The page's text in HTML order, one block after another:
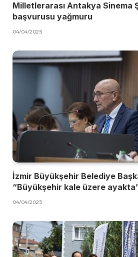
Milletlerarası Antakya Sinema
başvurusu yağmuru
04/04/2025
İzmir Büyükşehir Belediye
“Büyükşehir kale üzere
04/04/2025